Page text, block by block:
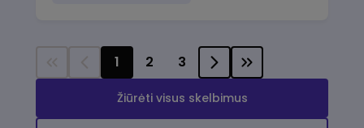
1 2 3
Žiūrėti visus skelbimus